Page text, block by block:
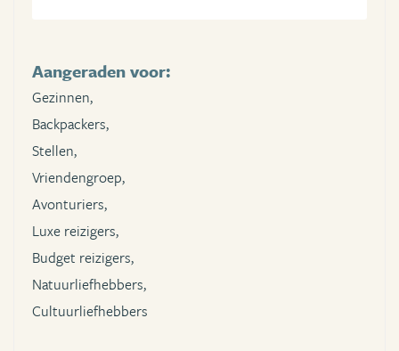
Aangeraden voor:
Gezinnen,
Backpackers,
Stellen,
Vriendengroep,
Avonturiers,
Luxe reizigers,
Budget reizigers,
Natuurliefhebbers,
Cultuurliefhebbers